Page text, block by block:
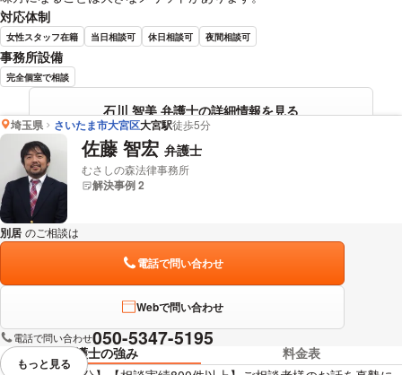
対応体制
女性スタッフ在籍 当日相談可 休日相談可 夜間相談可
事務所設備
完全個室で相談
石川 智美 弁護士の詳細情報を見る
埼玉県 さいたま市大宮区大宮駅徒歩5分
佐藤 智宏 弁護士
むさしの森法律事務所
解決事例 2
別居 のご相談は
電話で問い合わせ
Webで問い合わせ
電話で問い合わせ050-5347-5195
弁護士の強み
料金表
視覚的に省略されている要素を
もっと見る